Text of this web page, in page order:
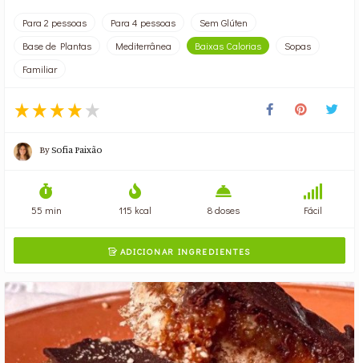
Para 2 pessoas Para 4 pessoas
Sem Glúten
Base de Plantas
Mediterrânea Baixas Calorias
Sopas
Familiar
BySofia Paixão
55 min 115 kcal 8 doses Fácil
ADICIONAR INGREDIENTES